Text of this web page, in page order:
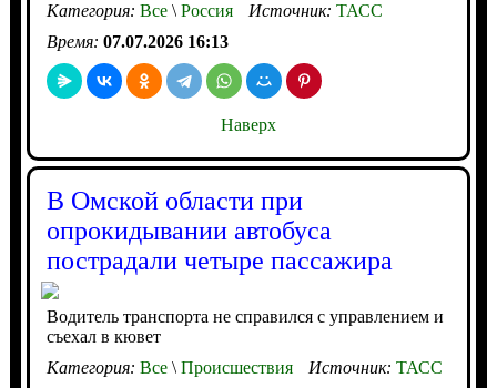
Категория: Все\Россия Источник: ТАСС
Время: 07.07.2026 16:13
Наверх
В Омской области при
опрокидывании автобуса
пострадали четыре пассажира
Водитель транспорта не справился с управлением и
съехал в кювет
Категория: Все\Происшествия Источник: ТАСС